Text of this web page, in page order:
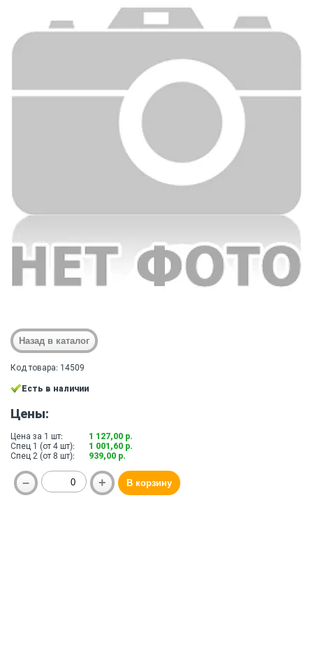
Код товара: 14509
Есть в наличии
Цены:
Цена за 1 шт:
1 127,00 р.
Спец 1 (от 4 шт):
1 001,60 р.
Спец 2 (от 8 шт):
939,00 р.